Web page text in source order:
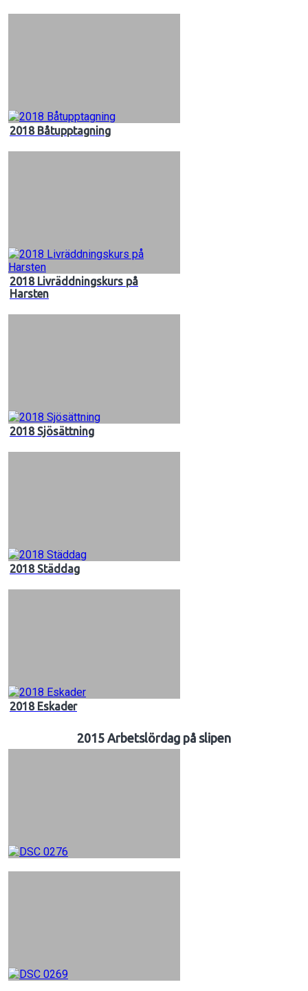
2018 Båtupptagning
2018 Livräddningskurs på
Harsten
2018 Sjösättning
2018 Städdag
2018 Eskader
2015 Arbetslördag på slipen